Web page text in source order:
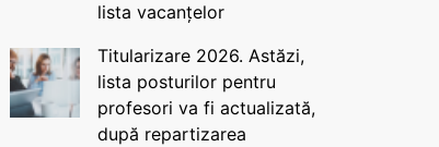
lista vacanțelor
Titularizare 2026. Astăzi,
lista posturilor pentru
profesori va fi actualizată,
după repartizarea